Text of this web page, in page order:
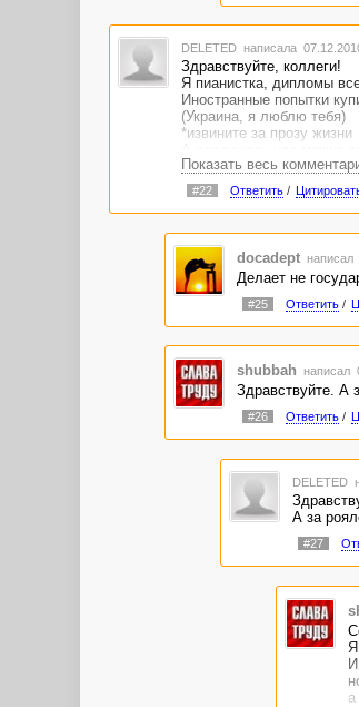
DELETED написала
Здравствуйте, коллеги!
Я пианистка, дипломы
Иностранные попытки
(Украина, я люблю тебя)
*извините за прозу жизни
Рада знакомству с Вами:)
Показать весь
#22 Ответить/
docadept написал
Делает не
#25 Ответить/
shubbah написал
Здравствуйте. А
#26 Ответить/
DELETED
А за
#27
а